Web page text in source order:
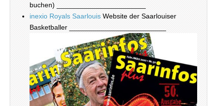
buchen) _______________________
inexio Royals Saarlouis Website der Saarlouiser
Basketballer _________________________